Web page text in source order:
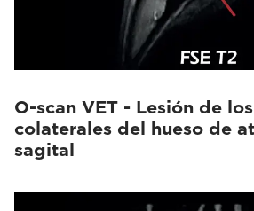
O-scan VET - Lesión de
colaterales del hueso de
sagital